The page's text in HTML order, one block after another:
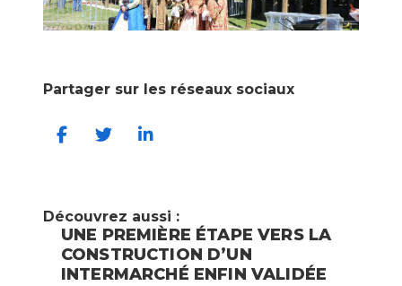
Partager sur les réseaux sociaux
Découvrez aussi :
UNE PREMIÈRE ÉTAPE VERS LA
CONSTRUCTION D’UN
INTERMARCHÉ ENFIN VALIDÉE